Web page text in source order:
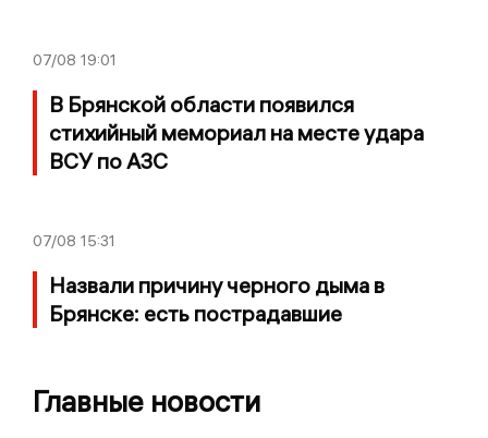
07/08 19:01
В Брянской области появился
стихийный мемориал на месте удара
ВСУ по АЗС
07/08 15:31
Назвали причину черного дыма в
Брянске: есть пострадавшие
Главные новости